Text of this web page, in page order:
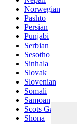
Norwegian
Pashto
Persian
Punjabi
Serbian
Sesotho
Sinhala
Slovak
Slovenian
Somali
Samoan
Scots Gaelic
Shona